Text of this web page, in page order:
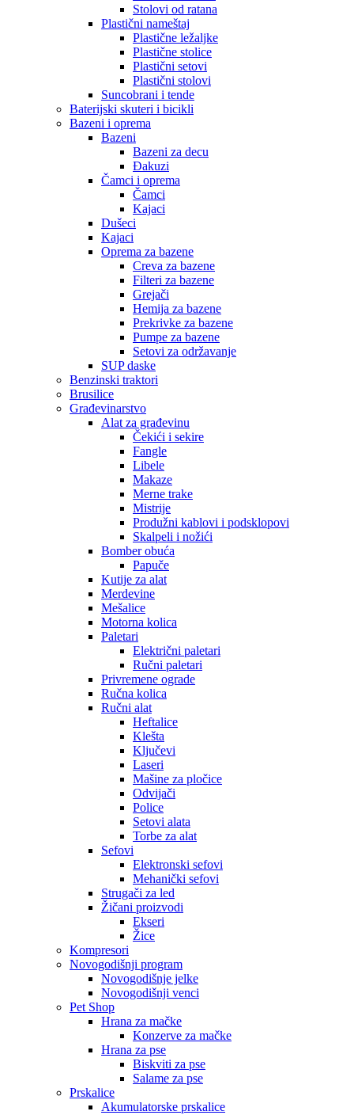
Stolovi od ratana
Plastični nameštaj
Plastične ležaljke
Plastične stolice
Plastični setovi
Plastični stolovi
Suncobrani i tende
Baterijski skuteri i bicikli
Bazeni i oprema
Bazeni
Bazeni za decu
Đakuzi
Čamci i oprema
Čamci
Kajaci
Dušeci
Kajaci
Oprema za bazene
Creva za bazene
Filteri za bazene
Grejači
Hemija za bazene
Prekrivke za bazene
Pumpe za bazene
Setovi za održavanje
SUP daske
Benzinski traktori
Brusilice
Građevinarstvo
Alat za građevinu
Čekići i sekire
Fangle
Libele
Makaze
Merne trake
Mistrije
Produžni kablovi i podsklopovi
Skalpeli i nožići
Bomber obuća
Papuče
Kutije za alat
Merdevine
Mešalice
Motorna kolica
Paletari
Električni paletari
Ručni paletari
Privremene ograde
Ručna kolica
Ručni alat
Heftalice
Klešta
Ključevi
Laseri
Mašine za pločice
Odvijači
Police
Setovi alata
Torbe za alat
Sefovi
Elektronski sefovi
Mehanički sefovi
Strugači za led
Žičani proizvodi
Ekseri
Žice
Kompresori
Novogodišnji program
Novogodišnje jelke
Novogodišnji venci
Pet Shop
Hrana za mačke
Konzerve za mačke
Hrana za pse
Biskviti za pse
Salame za pse
Prskalice
Akumulatorske prskalice